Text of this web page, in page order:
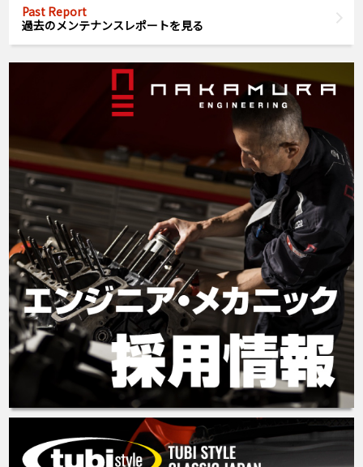
Past Report
過去のメンテナンスレポートを見る